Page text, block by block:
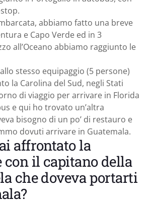
abbiamo fatto una breve
e Capo Verde ed in 3
all’Oceano abbiamo raggiunto le
stesso equipaggio (5 persone)
la Carolina del Sud, negli Stati
di viaggio per arrivare in Florida
e qui ho trovato un’altra
bisogno di un po’ di restauro e
dovuti arrivare in Guatemala.
affrontato la
con il capitano della
che doveva portarti